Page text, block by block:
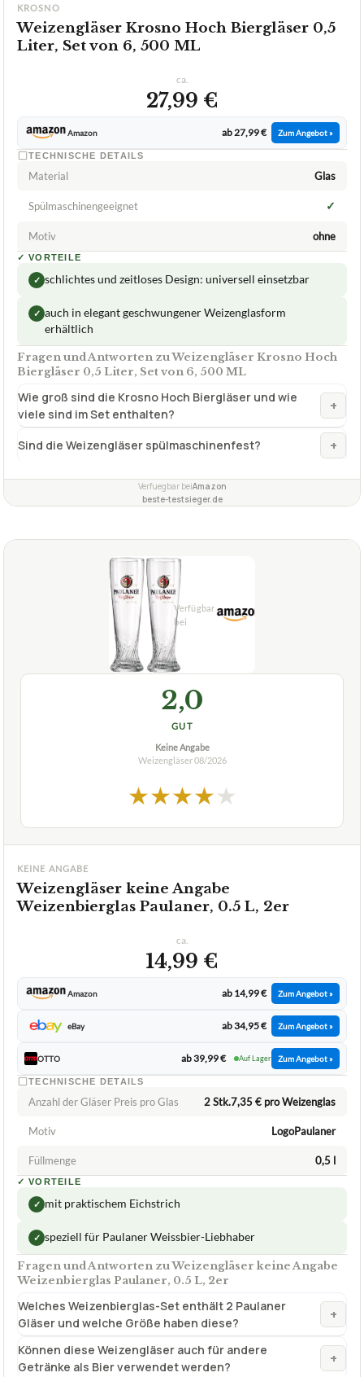
KROSNO
Weizengläser Krosno Hoch Biergläser 0,5
Liter, Set von 6, 500 ML
ca.
27,99 €
Amazon ab 27,99 € Zum Angebot »
TECHNISCHE DETAILS
Material Glas
Spülmaschinengeeignet ✓
Motiv ohne
✓ VORTEILE
✓ schlichtes und zeitloses Design: universell einsetzbar
✓ auch in elegant geschwungener Weizenglasform
erhältlich
Fragen und Antworten zu Weizengläser Krosno Hoch
Biergläser 0,5 Liter, Set von 6, 500 ML
Wie groß sind die Krosno Hoch Biergläser und wie
viele sind im Set enthalten?
+
Sind die Weizengläser spülmaschinenfest? +
Verfuegbar beiAmazon
beste-testsieger.de
2,0
GUT
Keine Angabe
Weizengläser08/2026
★★★★★
KEINE ANGABE
Weizengläser keine Angabe
Weizenbierglas Paulaner, 0.5 L, 2er
ca.
14,99 €
Amazon ab 14,99 € Zum Angebot »
eBay ab 34,95 € Zum Angebot »
OTTO ab 39,99 € Auf Lager Zum Angebot »
TECHNISCHE DETAILS
Anzahl der Gläser Preis pro Glas 2 Stk.7,35 € pro Weizenglas
Motiv LogoPaulaner
Füllmenge 0,5 l
✓ VORTEILE
✓ mit praktischem Eichstrich
✓ speziell für Paulaner Weissbier-Liebhaber
Fragen und Antworten zu Weizengläser keine Angabe
Weizenbierglas Paulaner, 0.5 L, 2er
Welches Weizenbierglas-Set enthält 2 Paulaner
Gläser und welche Größe haben diese?
+
Können diese Weizengläser auch für andere
Getränke als Bier verwendet werden?
+